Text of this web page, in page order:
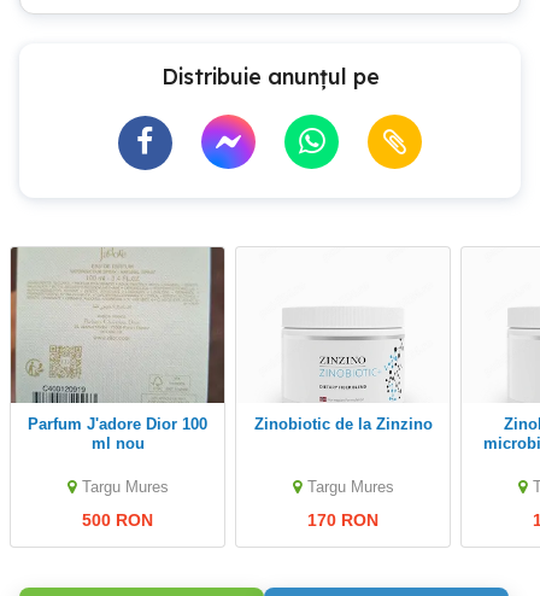
Distribuie anunțul pe
Parfum J'adore Dior 100
ml nou
Targu Mures
500 RON
Zinobiotic de la Zinzino
Targu Mures
170 RON
Zinobiotic pentru